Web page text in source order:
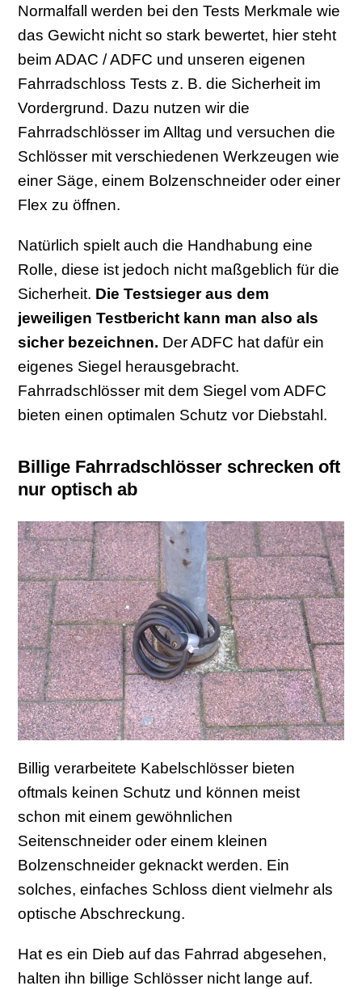
Normalfall werden bei den Tests Merkmale wie
das Gewicht nicht so stark bewertet, hier steht
beim ADAC / ADFC und unseren eigenen
Fahrradschloss Tests z. B. die Sicherheit im
Vordergrund. Dazu nutzen wir die
Fahrradschlösser im Alltag und versuchen die
Schlösser mit verschiedenen Werkzeugen wie
einer Säge, einem Bolzenschneider oder einer
Flex zu öffnen.
Natürlich spielt auch die Handhabung eine
Rolle, diese ist jedoch nicht maßgeblich für die
Sicherheit. Die Testsieger aus dem
jeweiligen Testbericht kann man also als
sicher bezeichnen. Der ADFC hat dafür ein
eigenes Siegel herausgebracht.
Fahrradschlösser mit dem Siegel vom ADFC
bieten einen optimalen Schutz vor Diebstahl.
Billige Fahrradschlösser schrecken oft
nur optisch ab
Billig verarbeitete Kabelschlösser bieten
oftmals keinen Schutz und können meist
schon mit einem gewöhnlichen
Seitenschneider oder einem kleinen
Bolzenschneider geknackt werden. Ein
solches, einfaches Schloss dient vielmehr als
optische Abschreckung.
Hat es ein Dieb auf das Fahrrad abgesehen,
halten ihn billige Schlösser nicht lange auf.